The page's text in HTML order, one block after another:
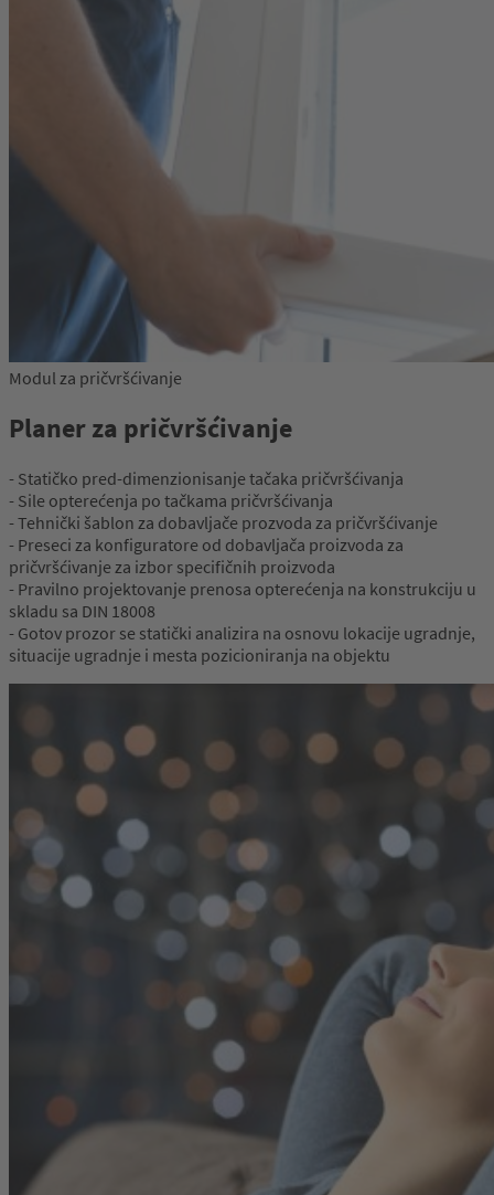
Modul za pričvršćivanje
Planer za pričvršćivanje
- Statičko pred-dimenzionisanje tačaka pričvršćivanja
- Sile opterećenja po tačkama pričvršćivanja
- Tehnički šablon za dobavljače prozvoda za pričvršćivanje
- Preseci za konfiguratore od dobavljača proizvoda za
pričvršćivanje za izbor specifičnih proizvoda
- Pravilno projektovanje prenosa opterećenja na konstrukciju u
skladu sa DIN 18008
- Gotov prozor se statički analizira na osnovu lokacije ugradnje,
situacije ugradnje i mesta pozicioniranja na objektu